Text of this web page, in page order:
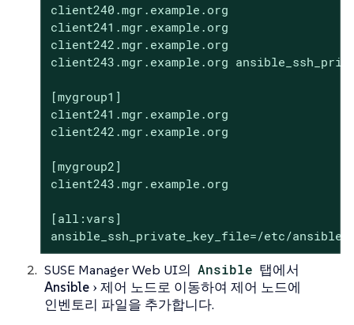
client240.mgr.example.org
client241.mgr.example.org
client242.mgr.example.org
client243.mgr.example.org
[mygroup1]
client241.mgr.example.org
client242.mgr.example.org
[mygroup2]
client243.mgr.example.org
[all:vars]
ansible_ssh_private_key_file=/etc/ansible/
SUSE Manager Web UI의 Ansible 탭에서
Ansible
제어 노드로 이동하여 제어 노드에
인벤토리 파일을 추가합니다.